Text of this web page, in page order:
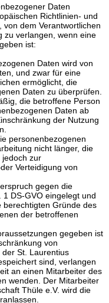
Daten
Richtlinien- und
dem Verantwortlichen
zu verlangen, wenn eine
ist:
Daten wird von
und zwar für eine
ermöglicht, die
Daten zu überprüfen.
die betroffene Person
Daten ab
der Nutzung
personenbezogenen
nicht länger, die
jedoch zur
Verteidigung von
gegen die
1 DS-GVO eingelegt und
berechtigten Gründe des
der betroffenen
gegeben ist
von
St. Laurentius
sind, verlangen
an einen Mitarbeiter des
wenden. Der Mitarbeiter
Thüle e.V. wird die